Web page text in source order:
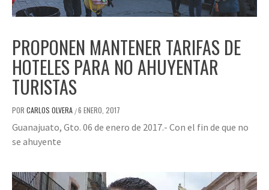
PROPONEN MANTENER TARIFAS DE
HOTELES PARA NO AHUYENTAR
TURISTAS
POR CARLOS OLVERA /6 ENERO, 2017
Guanajuato, Gto. 06 de enero de 2017.- Con el fin de que no
se ahuyente